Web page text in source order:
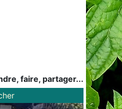
faire, partager...